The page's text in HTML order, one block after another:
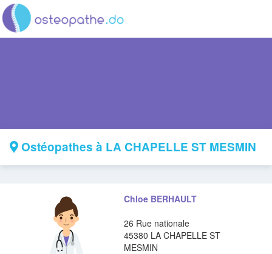
Ostéopathes à LA CHAPELLE ST MESMIN
Chloe BERHAULT
26 Rue nationale
45380 LA CHAPELLE ST
MESMIN